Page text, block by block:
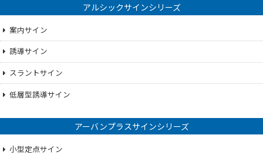
アルシックサインシリーズ
案内サイン
誘導サイン
スラントサイン
低層型誘導サイン
アーバンプラスサインシリーズ
小型定点サイン